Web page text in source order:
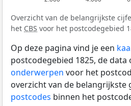
Overzicht van de belangrijkste
het CBS voor het postcodegebied
Op deze pagina vind je een
postcodegebied 1825, de data
onderwerpen voor het
overzicht van de belangrijkste
postcodes binnen het